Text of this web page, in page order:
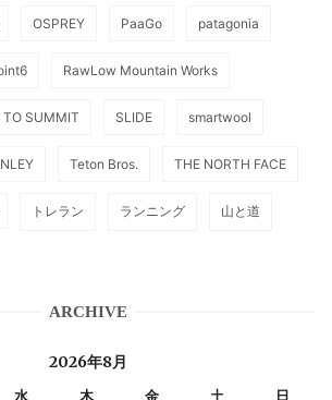
OSPREY PaaGo patagonia
RawLow Mountain Works
TO SUMMIT SLIDE smartwool
Teton Bros. THE NORTH FACE
トレラン ランニング 山と道
ARCHIVE
2026年8月
水 木 金 土 日